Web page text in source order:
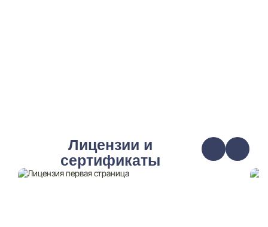
Лицензии и
сертификаты